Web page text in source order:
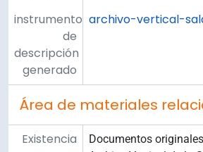
instrumento
de
descripción
generado
archivo-vertical-
Área de materiales
Existencia
Documentos